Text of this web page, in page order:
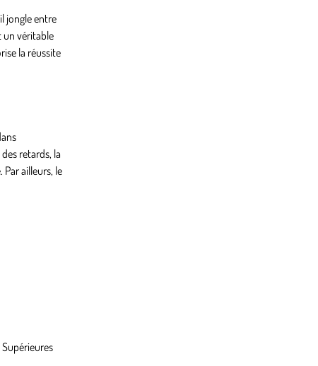
jongle entre
un véritable
la réussite
retards, la
Par ailleurs, le